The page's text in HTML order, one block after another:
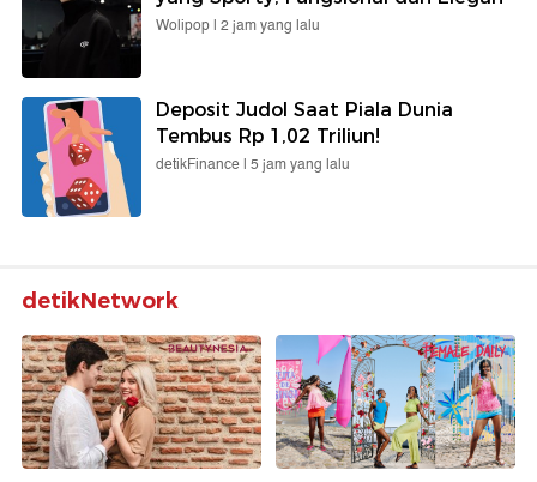
Wolipop | 2 jam yang lalu
Deposit Judol Saat Piala Dunia
Tembus Rp 1,02 Triliun!
detikFinance | 5 jam yang lalu
detikNetwork